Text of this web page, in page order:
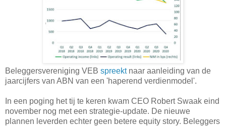
Beleggersvereniging VEB spreektnaar aanleiding van de
jaarcijfers van ABN van een 'haperend verdienmodel'.
In een poging het tij te keren kwam CEO Robert Swaak eind
november nog met een strategie-update. De nieuwe
plannen leverden echter geen betere equity story. Beleggers